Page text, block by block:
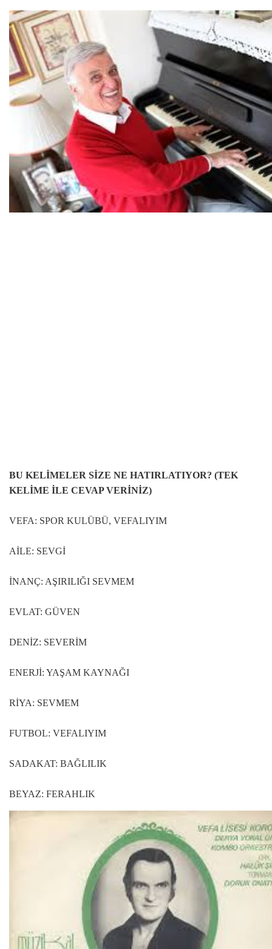
BU KELİMELER SİZE NE HATIRLATIYOR? (TEK
KELİME İLE CEVAP VERİNİZ)
VEFA: SPOR KULÜBÜ, VEFALIYIM
AİLE: SEVGİ
İNANÇ: AŞIRILIĞI SEVMEM
EVLAT: GÜVEN
DENİZ: SEVERİM
ENERJİ: YAŞAM KAYNAĞI
RİYA: SEVMEM
FUTBOL: VEFALIYIM
SADAKAT: BAĞLILIK
BEYAZ: FERAHLIK